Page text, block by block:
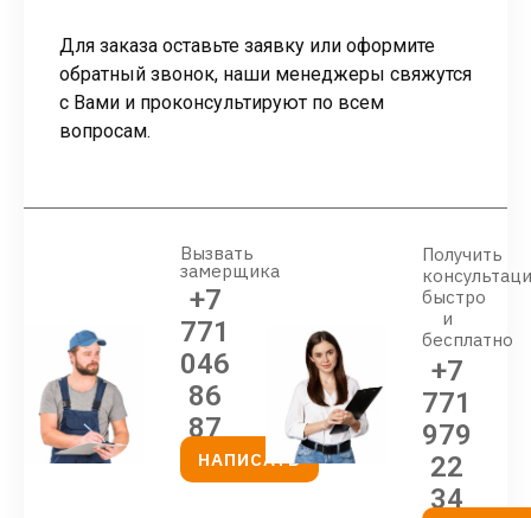
Для заказа оставьте заявку или оформите
обратный звонок, наши менеджеры свяжутся
с Вами и проконсультируют по всем
вопросам.
Вызвать
замерщика
+7
771
046
86
87
НАПИСАТЬ
Получить
быстро
и
бесплатно
+7
771
979
22
34